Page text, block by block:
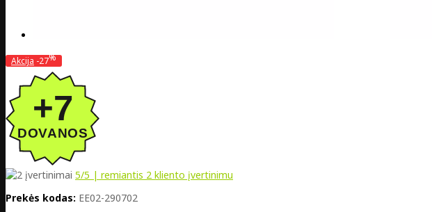
Akcija -27%
5/5 | remiantis 2 kliento įvertinimu
Prekės kodas: EE02-290702